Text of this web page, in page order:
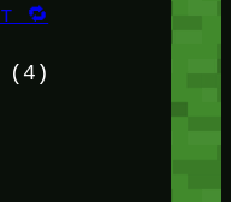
🔁
(4)